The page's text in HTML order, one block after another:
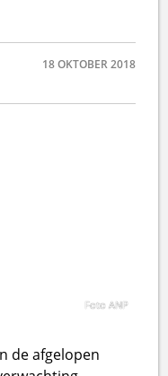
18 OKTOBER 2018
Foto ANP
de afgelopen